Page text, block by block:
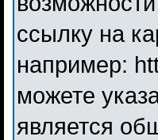
ссылку на
например:
можете
является